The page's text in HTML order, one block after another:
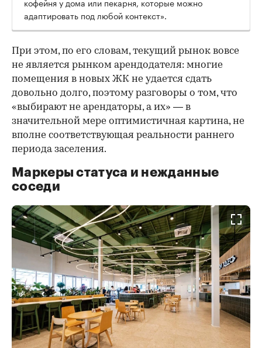
адаптировать под любой контекст».
При этом, по его словам, текущий рынок вовсе
не является рынком арендодателя: многие
помещения в новых ЖК не удается сдать
довольно долго, поэтому разговоры о том, что
«выбирают не арендаторы, а их» — в
значительной мере оптимистичная картина, не
вполне соответствующая реальности раннего
периода заселения.
Маркеры статуса и нежданные
соседи